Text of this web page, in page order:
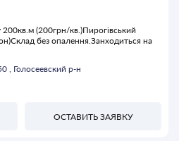
(200грн/кв.)Пирогівський
без опалення.Занходиться на
, Голосеевский р-н
ОСТАВИТЬ ЗАЯВКУ